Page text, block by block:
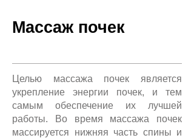
Массаж почек
Целью массажа почек является
укрепление энергии почек, и тем
самым обеспечение их лучшей
работы. Во время массажа почек
массируется нижняя часть спины и